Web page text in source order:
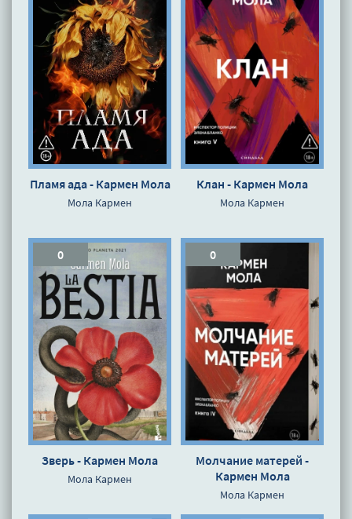
Пламя ада - Кармен Мола
Мола Кармен
Клан - Кармен Мола
Мола Кармен
0
Зверь - Кармен Мола
Мола Кармен
0
Молчание матерей -
Кармен Мола
Мола Кармен